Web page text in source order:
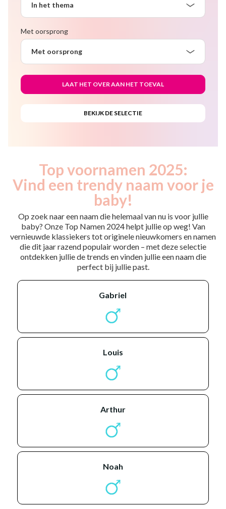
In het thema
Met oorsprong
Met oorsprong
Top voornamen 2025:
Vind een trendy naam voor je
baby!
Op zoek naar een naam die helemaal van nu is voor jullie
baby? Onze Top Namen 2024 helpt jullie op weg! Van
vernieuwde klassiekers tot originele nieuwkomers en namen
die dit jaar razend populair worden – met deze selectie
ontdekken jullie de trends en vinden jullie een naam die
perfect bij jullie past.
gabriel
louis
arthur
noah